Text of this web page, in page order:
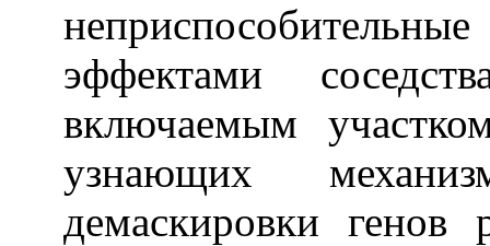
эффектами
включаемым
узнающих
демаскировки генов